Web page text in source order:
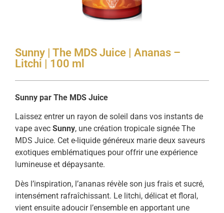
Sunny | The MDS Juice | Ananas –
Litchi | 100 ml
Sunny par The MDS Juice
Laissez entrer un rayon de soleil dans vos instants de
vape avec Sunny, une création tropicale signée The
MDS Juice. Cet e-liquide généreux marie deux saveurs
exotiques emblématiques pour offrir une expérience
lumineuse et dépaysante.
Dès l’inspiration, l’ananas révèle son jus frais et sucré,
intensément rafraîchissant. Le litchi, délicat et floral,
vient ensuite adoucir l’ensemble en apportant une